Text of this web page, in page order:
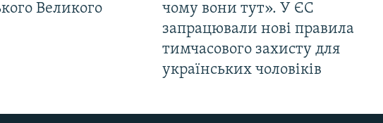
Великого
чому вони тут». У ЄС
запрацювали нові правила
тимчасового захисту для
українських чоловіків